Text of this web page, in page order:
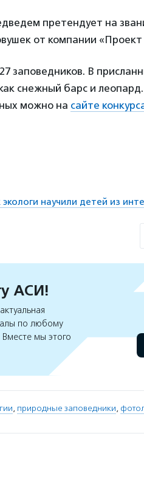
претендует на
от компании
заповедников. В
снежный барс и
можно на сайте
экологи научили детей из
АСИ!
по любому
мы этого
, природные заповедники,